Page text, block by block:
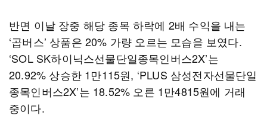
반면 이날 장중 해당 종목 하락에 2배 수익을 내는
‘곱버스’ 상품은 20% 가량 오르는 모습을 보였다.
‘SOL SK하이닉스선물단일종목인버스2X’는
20.92% 상승한 1만115원, ‘PLUS 삼성전자선물단일
종목인버스2X’는 18.52% 오른 1만4815원에 거래
중이다.